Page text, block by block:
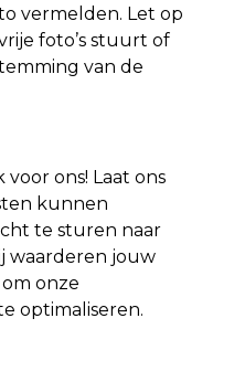
vermelden. Let op
foto’s stuurt of
van de
ons! Laat ons
kunnen
te sturen naar
waarderen jouw
onze
optimaliseren.